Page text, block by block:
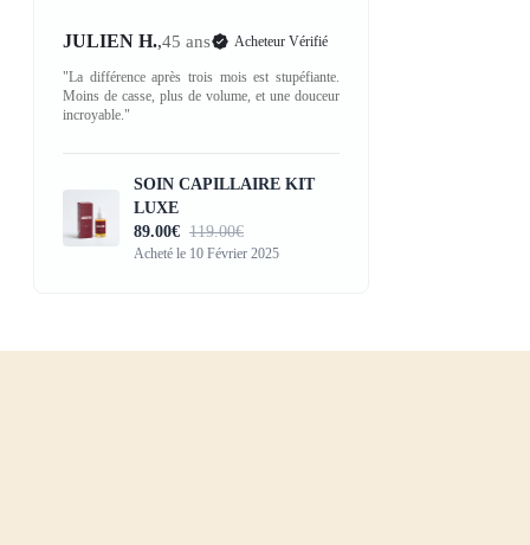
JULIEN H.,45 ans Acheteur Vérifié
"La différence après trois mois est stupéfiante.
Moins de casse, plus de volume, et une douceur
incroyable."
SOIN CAPILLAIRE KIT
LUXE
89.00€ 119.00€
Acheté le 10 Février 2025